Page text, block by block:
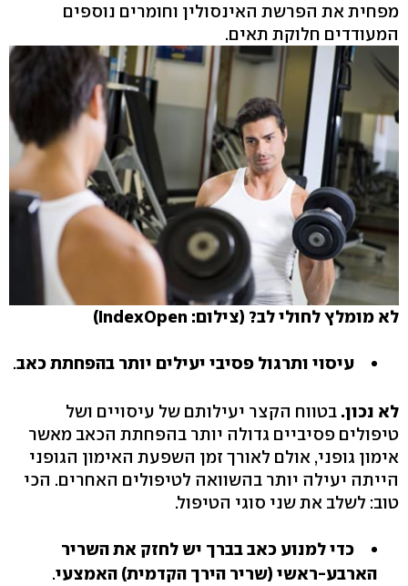
מפחית את הפרשת האינסולין וחומרים נוספים
המעודדים חלוקת תאים.
לא מומלץ לחולי לב? (צילום: IndexOpen)
עיסוי ותרגול פסיבי יעילים יותר בהפחתת כאב.
לא נכון. בטווח הקצר יעילותם של עיסויים ושל
טיפולים פסיביים גדולה יותר בהפחתת הכאב מאשר
אימון גופני, אולם לאורך זמן השפעת האימון הגופני
הייתה יעילה יותר בהשוואה לטיפולים האחרים. הכי
טוב: לשלב את שני סוגי הטיפול.
כדילמנוע כאב בברך יש לחזק את השריר
הארבע-ראשי (שריר הירך הקדמית) האמצעי.